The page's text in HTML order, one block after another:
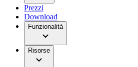
Prezzi
Download
Funzionalità
Risorse